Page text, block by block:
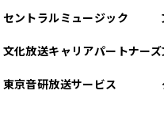
セントラルミュージック
文化放送キャリアパートナーズ
東京音研放送サービス